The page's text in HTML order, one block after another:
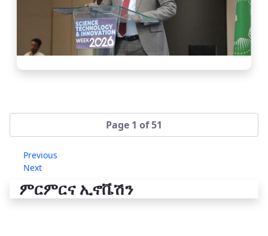
Page 1 of 51
Previous
Next
ምርምርና ኢኖቬሽን